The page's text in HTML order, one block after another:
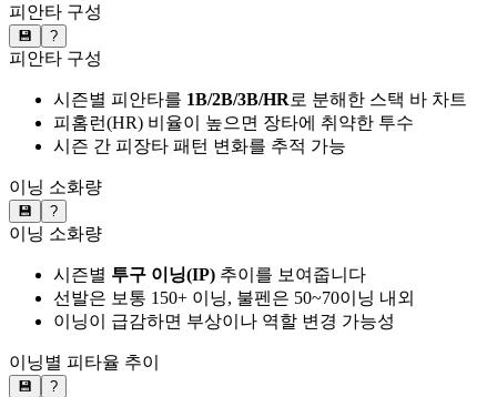
피안타 구성
💾 ?
피안타 구성
시즌별 피안타를 1B/2B/3B/HR로 분해한 스택 바 차트
피홈런(HR) 비율이 높으면 장타에 취약한 투수
시즌 간 피장타 패턴 변화를 추적 가능
이닝 소화량
💾 ?
이닝 소화량
시즌별 투구 이닝(IP) 추이를 보여줍니다
선발은 보통 150+ 이닝, 불펜은 50~70이닝 내외
이닝이 급감하면 부상이나 역할 변경 가능성
이닝별 피타율 추이
💾 ?